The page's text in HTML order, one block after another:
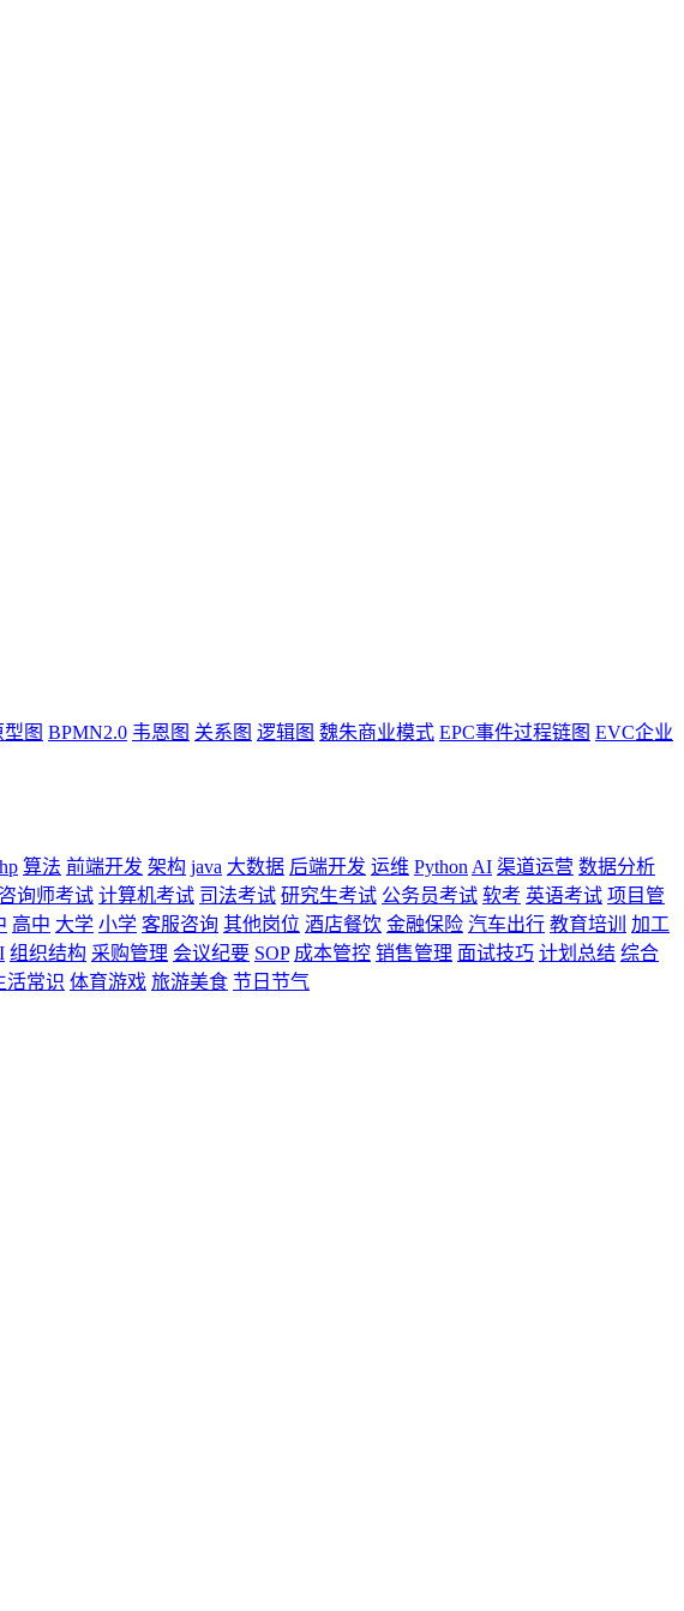
型图 BPMN2.0 韦恩图 关系图 逻辑图 魏朱商业模式 EPC事件过程链图 EVC企业
算法 前端开发 架构 java 大数据 后端开发 运维 Python AI 渠道运营 数据分析
询师考试 计算机考试 司法考试 研究生考试 公务员考试 软考 英语考试 项目管
高中 大学 小学 客服咨询 其他岗位 酒店餐饮 金融保险 汽车出行 教育培训
加工
组织结构 采购管理 会议纪要 SOP 成本管控 销售管理 面试技巧 计划总结 综合
活常识 体育游戏 旅游美食 节日节气